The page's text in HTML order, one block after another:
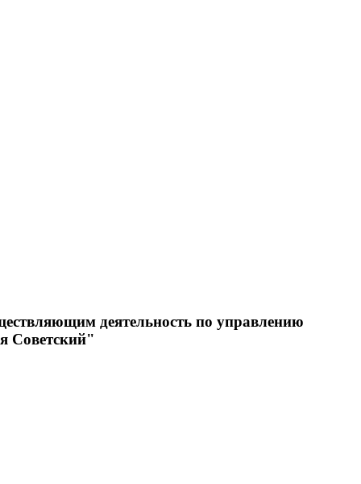
деятельность по управлению
Советский"